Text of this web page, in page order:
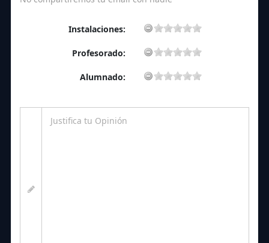
Instalaciones:
Profesorado:
Alumnado: